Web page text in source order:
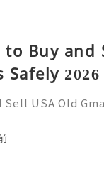
Buy and
2026
USA Old